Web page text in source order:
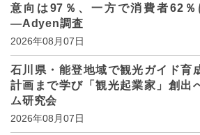
意向は97％、一方で消費者62
―Adyen調査
2026年08月07日
石川県・能登地域で観光ガイド育
計画まで学び「観光起業家」創
ム研究会
2026年08月07日